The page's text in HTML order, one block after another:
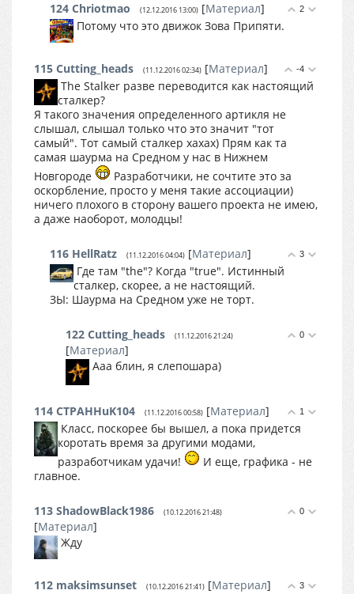
2
124 Chriotmao (12.12.2016 13:00) [Материал]
Потому что это движок Зова Припяти.
-4
115 Cutting_heads (11.12.2016 02:34) [Материал]
The Stalker разве переводится как настоящий
сталкер?
Я такого значения определенного артикля не
слышал, слышал только что это значит "тот
самый". Тот самый сталкер хахах) Прям как та
самая шаурма на Средном у нас в Нижнем
Новгороде
Разработчики, не сочтите это за
оскорбление, просто у меня такие ассоциации)
ничего плохого в сторону вашего проекта не имею,
а даже наоборот, молодцы!
3
116 HellRatz (11.12.2016 04:04) [Материал]
Где там "the"? Когда "true". Истинный
сталкер, скорее, а не настоящий.
ЗЫ: Шаурма на Средном уже не торт.
0
122 Cutting_heads (11.12.2016 21:24)
[Материал]
Ааа блин, я слепошара)
1
114 CTPAHHuK104 (11.12.2016 00:58) [Материал]
Класс, поскорее бы вышел, а пока придется
коротать время за другими модами,
разработчикам удачи!
И еще, графика - не
главное.
0
113 ShadowBlack1986 (10.12.2016 21:48)
[Материал]
Жду
3
112 maksimsunset (10.12.2016 21:41) [Материал]